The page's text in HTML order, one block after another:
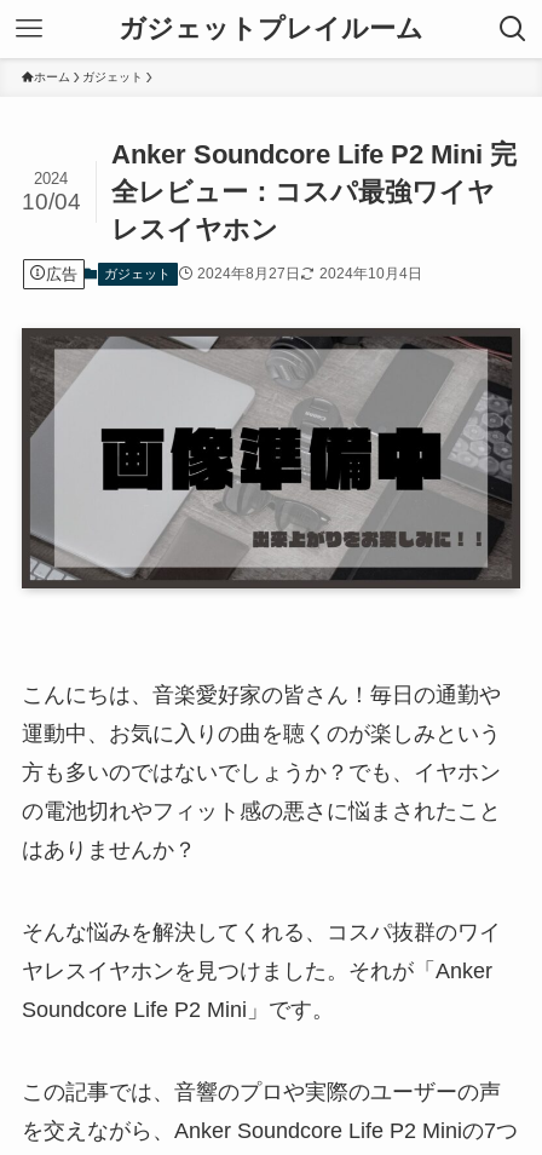
ガジェットプレイルーム
ホーム ガジェット
Anker Soundcore Life P2 Mini 完
全レビュー：コスパ最強ワイヤ
レスイヤホン
2024
10/04
広告 ガジェット 2024年8月27日 2024年10月4日
こんにちは、音楽愛好家の皆さん！毎日の通勤や
運動中、お気に入りの曲を聴くのが楽しみという
方も多いのではないでしょうか？でも、イヤホン
の電池切れやフィット感の悪さに悩まされたこと
はありませんか？
そんな悩みを解決してくれる、コスパ抜群のワイ
ヤレスイヤホンを見つけました。それが「Anker
Soundcore Life P2 Mini」です。
この記事では、音響のプロや実際のユーザーの声
を交えながら、Anker Soundcore Life P2 Miniの7つ